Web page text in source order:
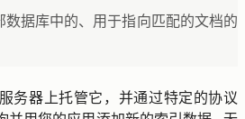
据库中的、用于指向匹配的文档的
务器上托管它，并通过特定的协议